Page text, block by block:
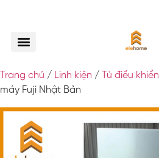
Trang chủ / Linh kiện / Tủ điều khiển
máy Fuji Nhật Bản